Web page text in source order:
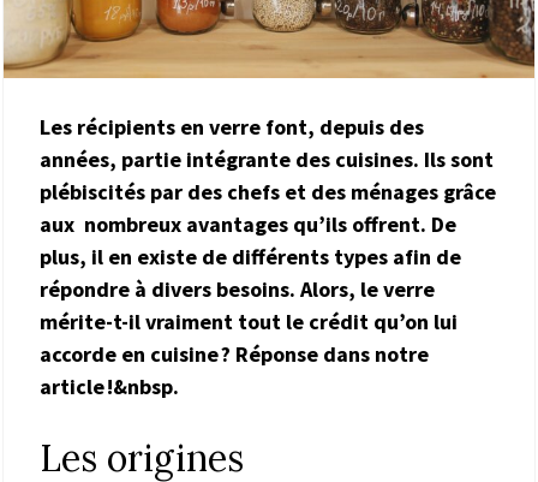
Les récipients en verre font, depuis des
années, partie intégrante des cuisines. Ils sont
plébiscités par des chefs et des ménages grâce
aux nombreux avantages qu’ils offrent. De
plus, il en existe de différents types afin de
répondre à divers besoins. Alors, le verre
mérite-t-il vraiment tout le crédit qu’on lui
accorde en cuisine ? Réponse dans notre
article !&nbsp.
Les origines